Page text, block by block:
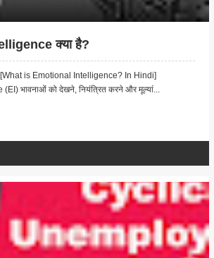
क्या है?
[What is Emotional Intelligence? In Hindi]
भावनाओं को देखने, नियंत्रित करने और मूल्यां...